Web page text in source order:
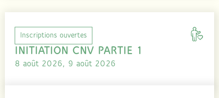
Inscriptions ouvertes
INITIATION CNV PARTIE 1
8 août 2026, 9 août 2026